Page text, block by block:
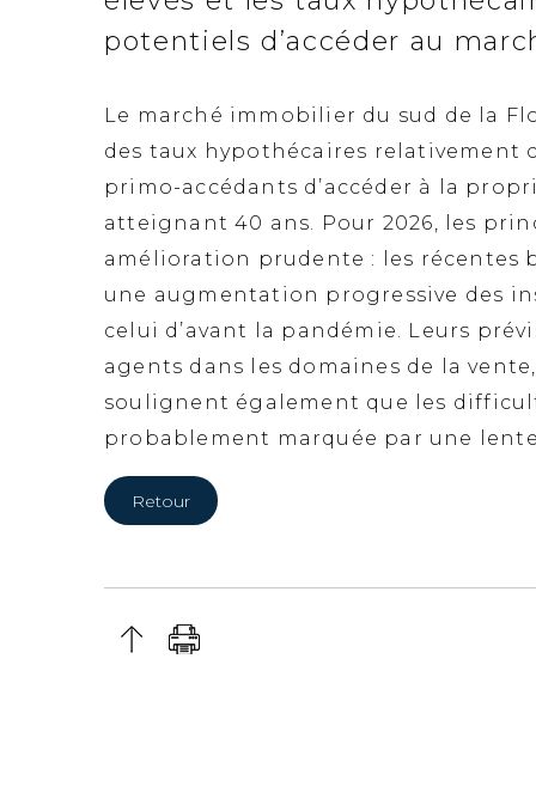
potentiels d’accéder au
Le marché immobilier du sud de la
des taux hypothécaires relativement
primo-accédants d’accéder à la
atteignant 40 ans. Pour 2026, les
amélioration prudente : les récentes
une augmentation progressive des
celui d’avant la pandémie. Leurs
agents dans les domaines de la
soulignent également que les
probablement marquée par une
Retour